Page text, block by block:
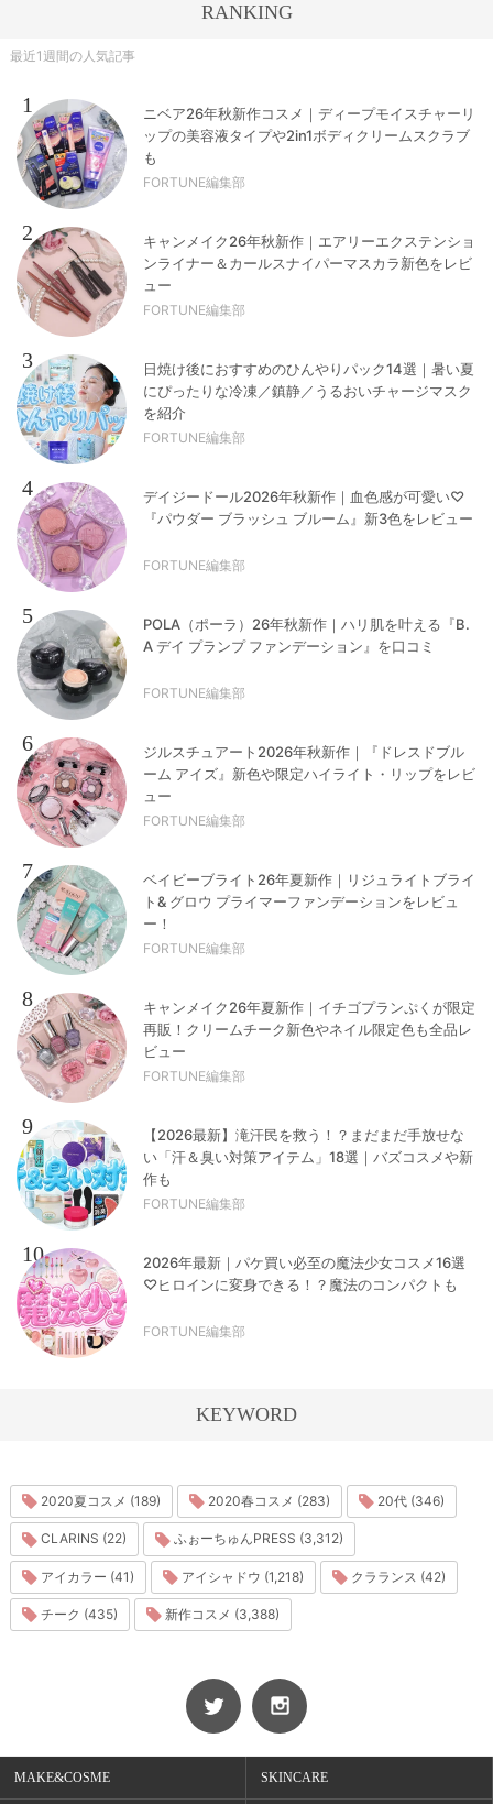
RANKING
最近1週間の人気記事
1
ニベア26年秋新作コスメ｜ディープモイスチャーリ
ップの美容液タイプや2in1ボディクリームスクラブ
も
FORTUNE編集部
2
キャンメイク26年秋新作｜エアリーエクステンショ
ンライナー＆カールスナイパーマスカラ新色をレビ
ュー
FORTUNE編集部
3
日焼け後におすすめのひんやりパック14選｜暑い夏
にぴったりな冷凍／鎮静／うるおいチャージマスク
を紹介
FORTUNE編集部
4
デイジードール2026年秋新作｜血色感が可愛い♡
『パウダー ブラッシュ ブルーム』新3色をレビュー
FORTUNE編集部
5
POLA（ポーラ）26年秋新作｜ハリ肌を叶える『B.
A デイ プランプ ファンデーション』を口コミ
FORTUNE編集部
6
ジルスチュアート2026年秋新作｜『ドレスドブル
ーム アイズ』新色や限定ハイライト・リップをレビ
ュー
FORTUNE編集部
7
ベイビーブライト26年夏新作｜リジュライトブライ
ト& グロウ プライマーファンデーションをレビュ
ー！
FORTUNE編集部
8
キャンメイク26年夏新作｜イチゴプランぷくが限定
再販！クリームチーク新色やネイル限定色も全品レ
ビュー
FORTUNE編集部
9
【2026最新】滝汗民を救う！？まだまだ手放せな
い「汗＆臭い対策アイテム」18選｜バズコスメや新
作も
FORTUNE編集部
10
2026年最新｜パケ買い必至の魔法少女コスメ16選
♡ヒロインに変身できる！？魔法のコンパクトも
FORTUNE編集部
KEYWORD
2020夏コスメ (189) 2020春コスメ (283) 20代 (346)
CLARINS (22) ふぉーちゅんPRESS (3,312)
アイカラー (41) アイシャドウ (1,218) クラランス (42)
チーク (435) 新作コスメ (3,388)
MAKE&COSME SKINCARE